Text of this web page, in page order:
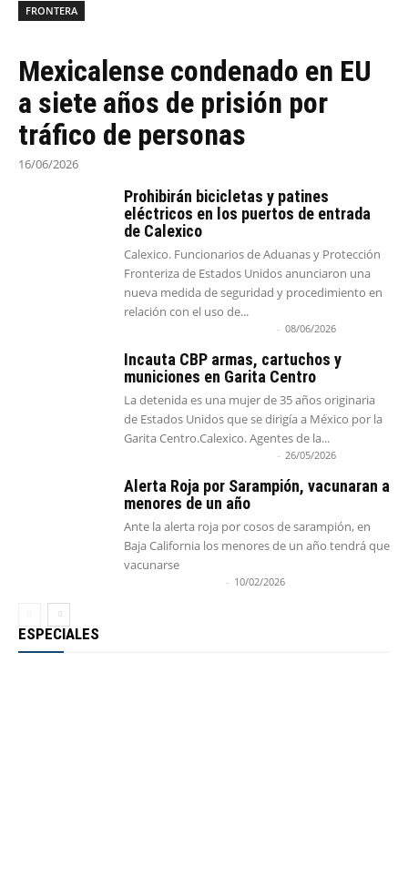
FRONTERA
Mexicalense condenado en EU
a siete años de prisión por
tráfico de personas
16/06/2026
Prohibirán bicicletas y patines
eléctricos en los puertos de entrada
de Calexico
Calexico. Funcionarios de Aduanas y Protección
Fronteriza de Estados Unidos anunciaron una
nueva medida de seguridad y procedimiento en
relación con el uso de...
- 08/06/2026
Incauta CBP armas, cartuchos y
municiones en Garita Centro
La detenida es una mujer de 35 años originaria
de Estados Unidos que se dirigía a México por la
Garita Centro.Calexico. Agentes de la...
- 26/05/2026
Alerta Roja por Sarampión, vacunaran a
menores de un año
Ante la alerta roja por cosos de sarampión, en
Baja California los menores de un año tendrá que
vacunarse
- 10/02/2026
ESPECIALES